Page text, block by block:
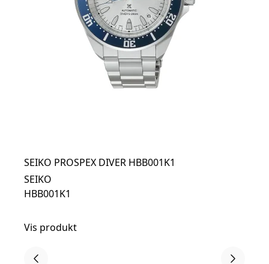
SEIKO PROSPEX DIVER HBB001K1
SEIKO
HBB001K1
Vis produkt